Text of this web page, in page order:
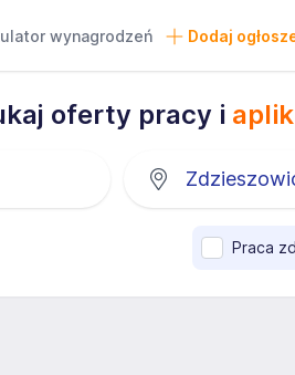
wynagrodzeń Dodaj
oferty pracy i
Praca